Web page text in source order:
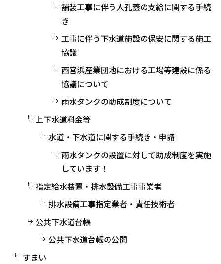
舗装工事に伴う人孔蓋の支給に関する手続
き
工事に伴う下水道施設の保安に関する施工
協議
西宮浜産業団地における工場等建設に係る
協議について
雨水タンクの助成制度について
上下水道料金等
水道・下水道に関する手続き・申請
雨水タンクの設置に対して助成制度を実施
しています！
指定給水装置・排水設備工事事業者
排水設備工事指定業者・責任技術者
公共下水道台帳
公共下水道台帳の公開
すまい